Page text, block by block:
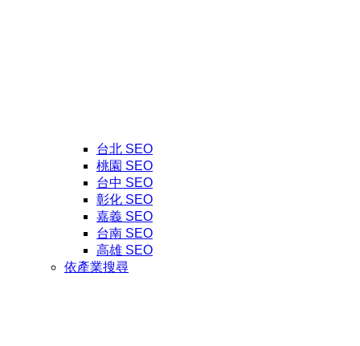
台北 SEO
桃園 SEO
台中 SEO
彰化 SEO
嘉義 SEO
台南 SEO
高雄 SEO
依產業搜尋